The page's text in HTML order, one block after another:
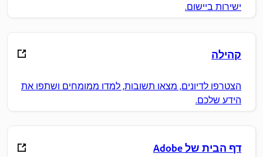
ישירות ביישום.
קהילה
הצטרפו לדיונים, מצאו תשובות, למדו ממומחים ושתפו את
הידע שלכם.
דף הבית של Adobe